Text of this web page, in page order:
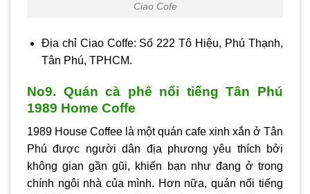
Ciao Cofe
Địa chỉ Ciao Coffe: Số 222 Tô Hiệu, Phú Thạnh,
Tân Phú, TPHCM.
No9. Quán cà phê nổi tiếng Tân Phú
1989 Home Coffe
1989 House Coffee là một quán cafe xinh xắn ở Tân
Phú được người dân địa phương yêu thích bởi
không gian gần gũi, khiến bạn như đang ở trong
chính ngôi nhà của mình. Hơn nữa, quán nổi tiếng